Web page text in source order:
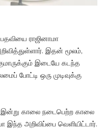
ராஜினாமா
இதன் மூலம்,
இடையே கடந்த
போட்டி ஒரு முடிவுக்கு
காலை நடைபெற்ற காலை
இந்த அறிவிப்பை வெளியிட்டார்.